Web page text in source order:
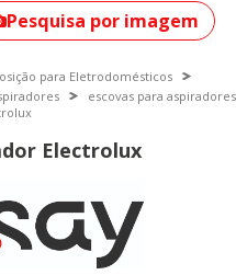
Pesquisa por imagem
para Eletrodomésticos
escovas para
Electrolux